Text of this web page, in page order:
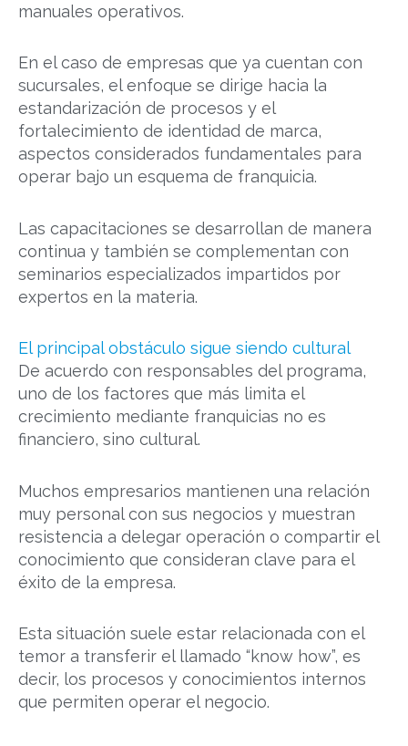
manuales operativos.
En el caso de empresas que ya cuentan con
sucursales, el enfoque se dirige hacia la
estandarización de procesos y el
fortalecimiento de identidad de marca,
aspectos considerados fundamentales para
operar bajo un esquema de franquicia.
Las capacitaciones se desarrollan de manera
continua y también se complementan con
seminarios especializados impartidos por
expertos en la materia.
El principal obstáculo sigue siendo cultural
De acuerdo con responsables del programa,
uno de los factores que más limita el
crecimiento mediante franquicias no es
financiero, sino cultural.
Muchos empresarios mantienen una relación
muy personal con sus negocios y muestran
resistencia a delegar operación o compartir el
conocimiento que consideran clave para el
éxito de la empresa.
Esta situación suele estar relacionada con el
temor a transferir el llamado “know how”, es
decir, los procesos y conocimientos internos
que permiten operar el negocio.